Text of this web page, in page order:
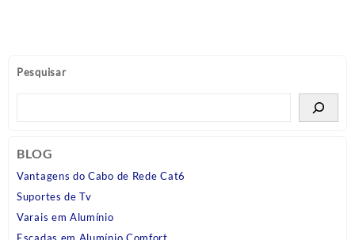
Pesquisar
BLOG
Vantagens do Cabo de Rede Cat6
Suportes de Tv
Varais em Alumínio